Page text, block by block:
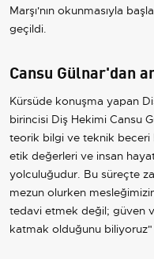
Marşı'nın okunmasıyla
geçildi.
Cansu Gülnar'dan
Kürsüde konuşma yapan
birincisi Diş Hekimi Cansu
teorik bilgi ve teknik beceri
etik değerleri ve insan
yolculuğudur. Bu süreçte
mezun olurken
tedavi etmek değil; güven
katmak olduğunu